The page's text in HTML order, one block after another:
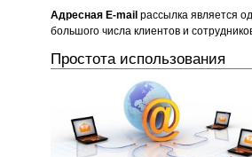
Адресная E-mail рассылка является
большого числа клиентов и
Простота использования